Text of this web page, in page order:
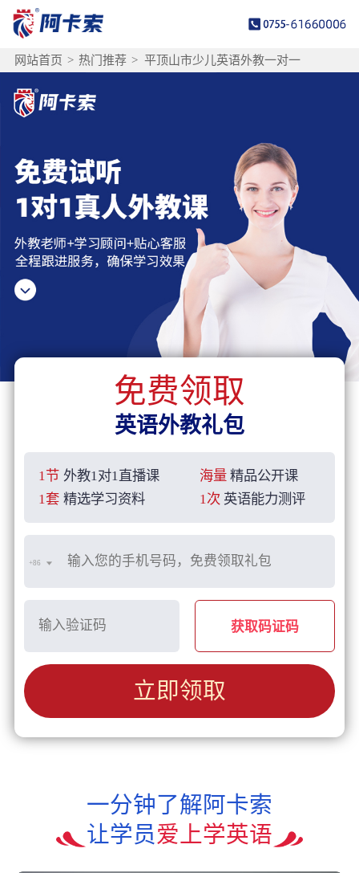
网站首页 > 热门推荐 > 平顶山市少儿英语外教一对一
免费领取
英语外教礼包
1节 外教1对1直播课 海量 精品公开课
1套 精选学习资料 1次 英语能力测评
+86
获取码证码
立即领取
一分钟了解阿卡索
让学员爱上学英语